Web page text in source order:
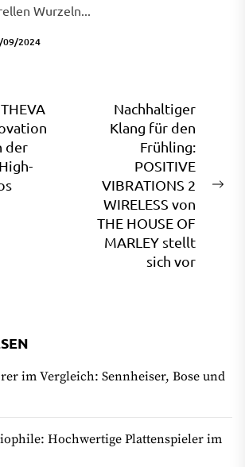
Wurzeln...
09/2024
der
Nachhaltiger
Klang für den
Frühling:
POSITIVE
VIBRATIONS 2
WIRELESS von
THE HOUSE OF
MARLEY stellt
sich vor
im Vergleich: Sennheiser, Bose und
Hochwertige Plattenspieler im